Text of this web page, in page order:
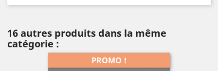
16 autres produits dans la même
catégorie :
PROMO !